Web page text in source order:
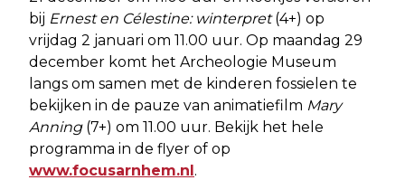
bij Ernest en Célestine: winterpret(4+) op
vrijdag 2 januari om 11.00 uur. Op maandag 29
december komt het Archeologie Museum
langs om samen met de kinderen fossielen te
bekijken in de pauze van animatiefilm Mary
Anning(7+) om 11.00 uur. Bekijk het hele
programma in de flyer of op
www.focusarnhem.nl.